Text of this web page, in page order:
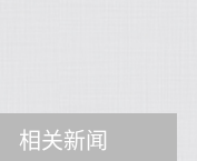
相关新闻